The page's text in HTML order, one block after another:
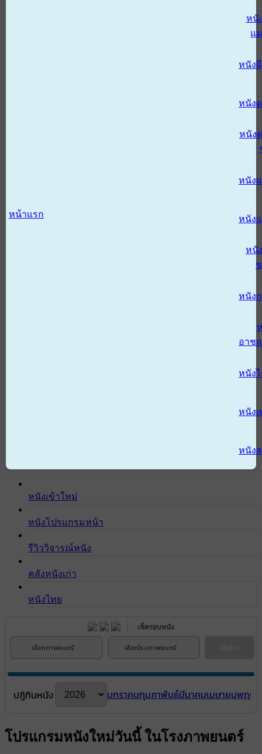
หน้าแรก
หนั
แ
หนังผี
หนัง
หนัง
หนัง
หนัง
หนั
หนัง
อาช
หนัง
หนังเ
หนัง
หนังเข้าใหม่
หนังโปรแกรมหน้า
รีวิววิจารณ์หนัง
คลังหนังเก่า
หนังไทย
เช็ครอบหนัง
เลือกภาพยนตร์ เลือกโรงภาพยนตร์
ปฎิทินหนัง มกราคมกุมภาพันธ์มีนาคมเมษายนพฤษ
โปรแกรมหนังใหม่วันนี้ ในโรงภาพยนตร์